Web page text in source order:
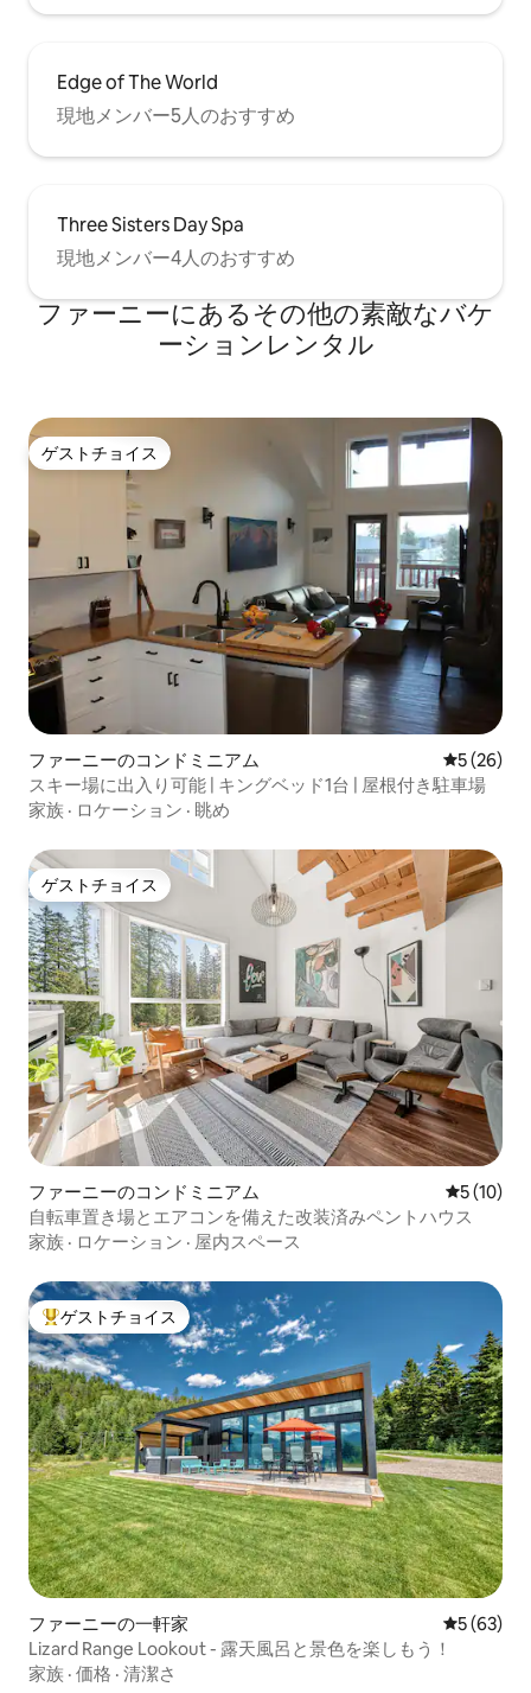
Edge of The World
現地メンバー5人のおすすめ
Three Sisters Day Spa
現地メンバー4人のおすすめ
ファーニーにあるその他の素敵なバケ
ーションレンタル
ゲストチョイス
ゲストチョイス
ファーニーのコンドミニアム レビュー
5 (26)
スキー場に出入り可能 | キングベッド1台 | 屋根付き駐車場
家族 · ロケーション · 眺め
ゲストチョイス
ゲストチョイス
ファーニーのコンドミニアム レビュー
5 (10)
自転車置き場とエアコンを備えた改装済みペントハウス
家族 · ロケーション · 屋内スペース
大好評のゲストチョイスです。
ゲストチョイス
ファーニーの一軒家 レビュー
5 (63)
Lizard Range Lookout - 露天風呂と景色を楽しもう！
家族 · 価格 · 清潔さ